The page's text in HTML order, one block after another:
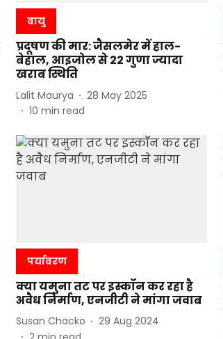
वायु
प्रदूषण की मार: जैसलमेर में हाल-
बेहाल, आइजोल से 22 गुणा ज्यादा
खराब स्थिति
Lalit Maurya
28 May 2025
10 min read
पर्यावरण
क्या यमुना तट पर इस्कॉन कर रहा है
अवैध निर्माण, एनजीटी ने मांगा जवाब
Susan Chacko
29 Aug 2024